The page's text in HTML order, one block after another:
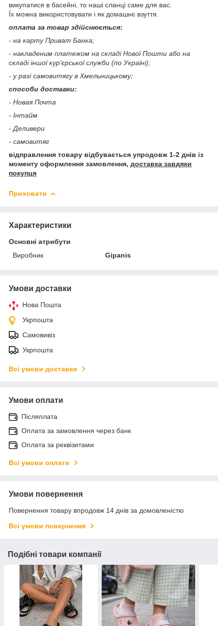
викупатися в басейні, то наші сланці саме для вас.
Їх можна використовувати і як домашнє взуття.
оплата за товар здійснюється:
- на карту Приват Банка;
- накладеним платежом на складі Нової Пошти або на
складі іншої кур'єрської служби (по Україні);
- у разі самовитягу в Хмельницькому;
способи доставки:
- Новая Почта
- Інтайм
- Деливери
- самовитяг
відправлення товару відбувається упродовж 1-2 днів із
моменту оформлення замовлення, доставка завдяки
покупця
Приховати
Характеристики
Основні атрибути
Виробник
Gipanis
Умови доставки
Нова Пошта
Укрпошта
Самовивіз
Укрпошта
Всі умови доставки
Умови оплати
Післяплата
Оплата за замовлення через банк
Оплата за реквізитами
Всі умови оплати
Умови повернення
Повернення товару впродовж 14 днів за домовленістю
Всі умови повернення
Подібні товари компанії